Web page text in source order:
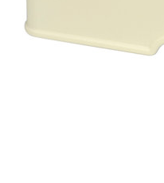
個人事業主は銀行から融資
【誰でも出来る】3万円が10
【即金】3時間で5万円稼
【超高騰】爆上がりしたビ